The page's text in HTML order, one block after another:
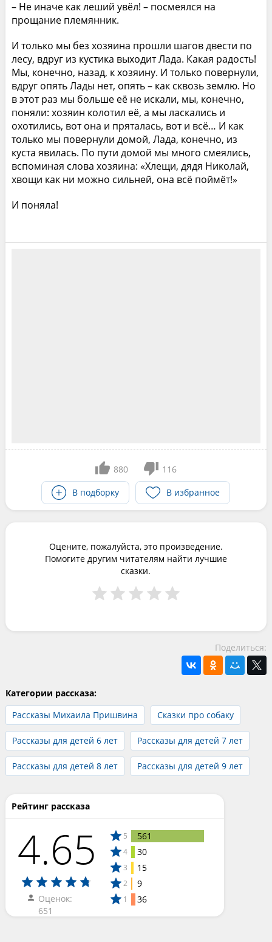
– Не иначе как леший увёл! – посмеялся на
прощание племянник.
И только мы без хозяина прошли шагов двести по
лесу, вдруг из кустика выходит Лада. Какая радость!
Мы, конечно, назад, к хозяину. И только повернули,
вдруг опять Лады нет, опять – как сквозь землю. Но
в этот раз мы больше её не искали, мы, конечно,
поняли: хозяин колотил её, а мы ласкались и
охотились, вот она и пряталась, вот и всё… И как
только мы повернули домой, Лада, конечно, из
куста явилась. По пути домой мы много смеялись,
вспоминая слова хозяина: «Хлещи, дядя Николай,
хвощи как ни можно сильней, она всё поймёт!»
И поняла!
880
116
В подборку
В избранное
Оцените, пожалуйста, это произведение.
Помогите другим читателям найти лучшие
сказки.
Поделиться:
Категории рассказа:
Рассказы Михаила Пришвина
Сказки про собаку
Рассказы для детей 6 лет Рассказы для детей 7 лет
Рассказы для детей 8 лет Рассказы для детей 9 лет
Рейтинг рассказа
4.65
Оценок:
651
5 561
4 30
3 15
2 9
1 36